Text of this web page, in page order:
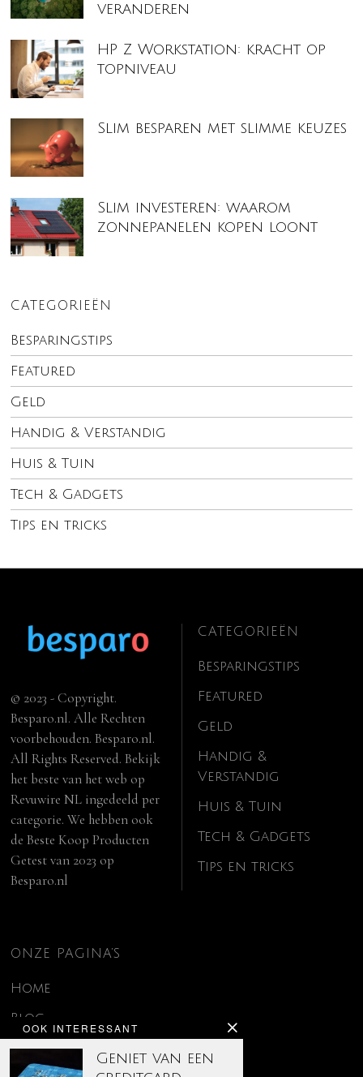
veranderen
HP Z Workstation: kracht op
topniveau
Slim besparen met slimme keuzes
Slim investeren: waarom
zonnepanelen kopen loont
CATEGORIEËN
Besparingstips
Featured
Geld
Handig & Verstandig
Huis & Tuin
Tech & Gadgets
Tips en tricks
OOK INTERESSANT
Geniet van een
© 2023 - Copyright.
Besparo.nl. Alle Rechten
voorbehouden. Besparo.nl.
All Rights Reserved. Bekijk
het beste van het web op
Revuwire NL ingedeeld per
categorie. We hebben ook
deBeste Koop Producten
Getest van 2023 op
Besparo.nl
CATEGORIEËN
Besparingstips
Featured
Geld
Handig &
Verstandig
Huis & Tuin
Tech & Gadgets
Tips en tricks
ONZE PAGINA’S
Home
Blog
Contact